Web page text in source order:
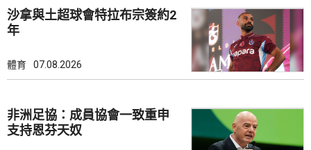
沙拿與土超球會特拉布宗簽約2
年
體育 07.08.2026
非洲足協：成員協會一致重申
支持恩芬天奴